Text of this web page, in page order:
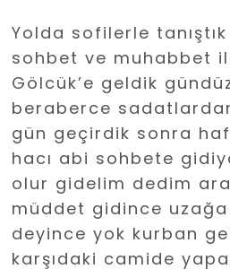
Yolda sofilerle
sohbet ve muhabbet
Gölcük’e geldik
beraberce
gün geçirdik sonra
hacı abi sohbete
olur gidelim dedim
müddet gidince uzağa
deyince yok kurban
karşıdaki camide